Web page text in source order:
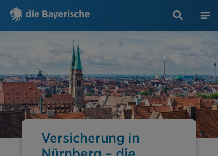
Versicherung in